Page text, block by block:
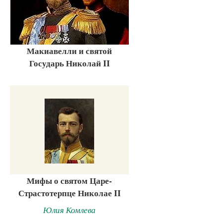
Макиавелли и святой
Государь Николай II
Мифы о святом Царе-
Страстотерпце Николае II
Юлия Комлева